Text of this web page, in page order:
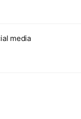
media